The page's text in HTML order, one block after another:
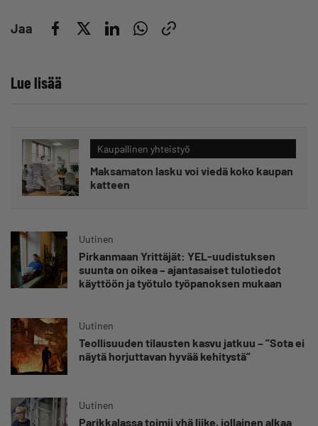
Jaa
Lue lisää
Kaupallinen yhteistyö
Maksamaton lasku voi viedä koko kaupan
katteen
Uutinen
Pirkanmaan Yrittäjät: YEL-uudistuksen
suunta on oikea – ajantasaiset tulotiedot
käyttöön ja työtulo työpanoksen mukaan
Uutinen
Teollisuuden tilausten kasvu jatkuu – ”Sota ei
näytä horjuttavan hyvää kehitystä”
Uutinen
Parikkalassa toimii yhä liike, jollainen alkaa